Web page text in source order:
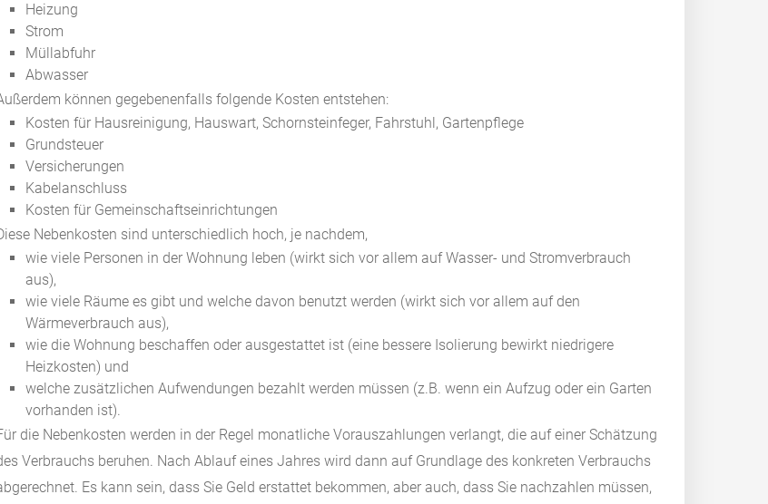
Heizung
Strom
Müllabfuhr
Abwasser
können gegebenenfalls folgende Kosten entstehen:
Kosten für Hausreinigung, Hauswart, Schornsteinfeger, Fahrstuhl, Gartenpflege
Grundsteuer
Versicherungen
Kabelanschluss
Kosten für Gemeinschaftseinrichtungen
Nebenkosten sind unterschiedlich hoch, je nachdem,
wie viele Personen in der Wohnung leben (wirkt sich vor allem auf Wasser- und Stromverbrauch
aus),
wie viele Räume es gibt und welche davon benutzt werden (wirkt sich vor allem auf den
Wärmeverbrauch aus),
wie die Wohnung beschaffen oder ausgestattet ist (eine bessere Isolierung bewirkt niedrigere
Heizkosten) und
welche zusätzlichen Aufwendungen bezahlt werden müssen (z.B. wenn ein Aufzug oder ein Garten
vorhanden ist).
die Nebenkosten werden in der Regel monatliche Vorauszahlungen verlangt, die auf einer Schätzung
Verbrauchs beruhen. Nach Ablauf eines Jahres wird dann auf Grundlage des konkreten Verbrauchs
Es kann sein, dass Sie Geld erstattet bekommen, aber auch, dass Sie nachzahlen müssen,